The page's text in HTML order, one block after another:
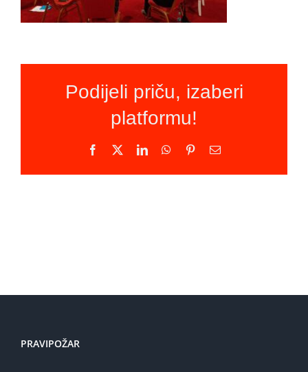
Podijeli priču, izaberi
platformu!
Facebook LinkedInWhatsApp
PinterestEmail
PRAVIPOŽAR